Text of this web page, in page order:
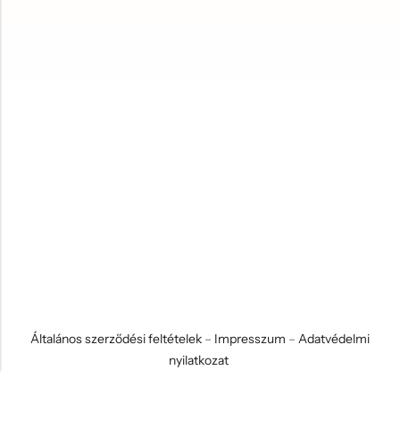
Általános szerződési feltételek – Impresszum – Adatvédelmi
nyilatkozat